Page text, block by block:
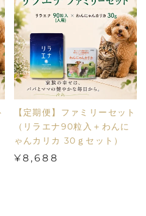
【定期便】ファミリーセット
（リラエナ90粒入＋わんに
ゃんカリカ 30ｇセット）
¥8,688